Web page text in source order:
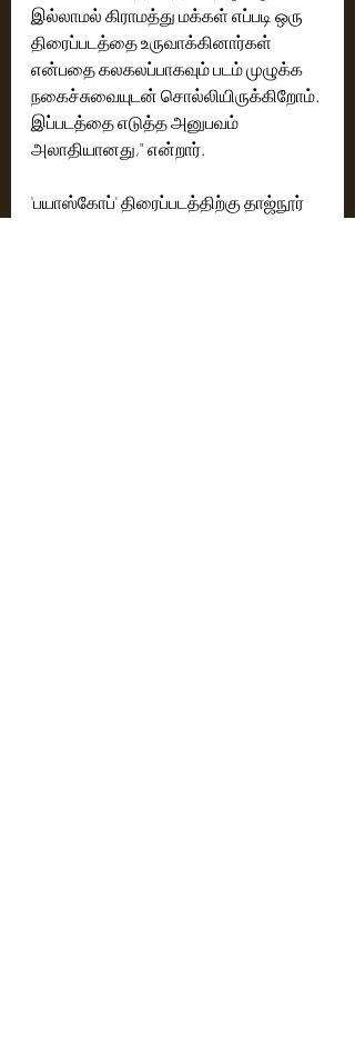
இல்லாமல் கிராமத்து மக்கள் எப்படி ஒரு
திரைப்படத்தை உருவாக்கினார்கள்
என்பதை கலகலப்பாகவும் படம் முழுக்க
நகைச்சுவையுடன் சொல்லியிருக்கிறோம்.
இப்படத்தை எடுத்த அனுபவம்
அலாதியானது," என்றார்.
'பயாஸ்கோப்' திரைப்படத்திற்கு தாஜ்நூர்